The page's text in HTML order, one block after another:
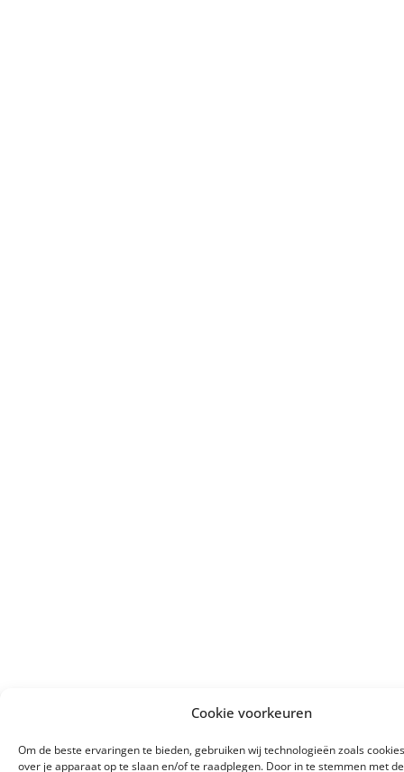
Cookie voorkeuren
Om de beste ervaringen te bieden, gebruiken wij technologieën zoals
over je apparaat op te slaan en/of te raadplegen. Door in te stemmen met